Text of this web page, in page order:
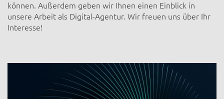
können. Außerdem geben wir Ihnen einen Einblick in
unsere Arbeit als Digital-Agentur. Wir freuen uns über Ihr
Interesse!